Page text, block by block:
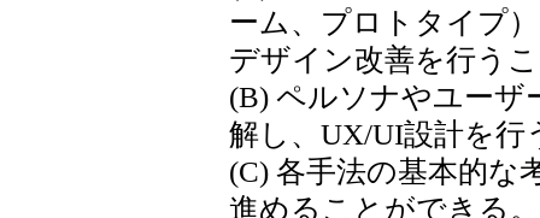
ーム、プロトタイプ
デザイン改善を行う
(B) ペルソナやユーザ
解し、UX/UI設計を行
(C) 各手法の基本的な
進めることができる。